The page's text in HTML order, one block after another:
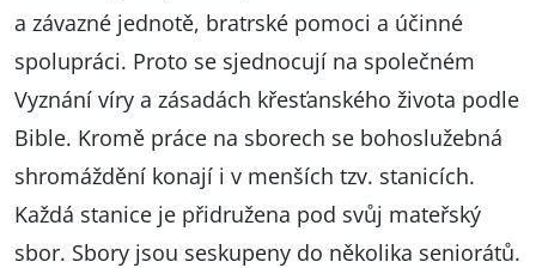
a závazné jednotě, bratrské pomoci a účinné
spolupráci. Proto se sjednocují na společném
Vyznání víry a zásadách křesťanského života podle
Bible. Kromě práce na sborech se bohoslužebná
shromáždění konají i v menších tzv. stanicích.
Každá stanice je přidružena pod svůj mateřský
sbor. Sbory jsou seskupeny do několika seniorátů.